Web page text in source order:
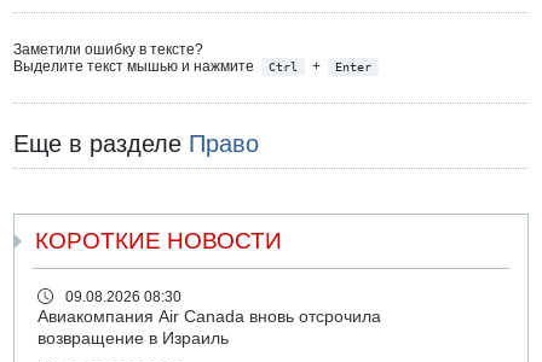
Заметили ошибку в тексте?
Выделите текст мышью и нажмите
Ctrl + Enter
Еще в разделе Право
КОРОТКИЕ НОВОСТИ
09.08.2026 08:30
Авиакомпания Air Canada вновь отсрочила
возвращение в Израиль